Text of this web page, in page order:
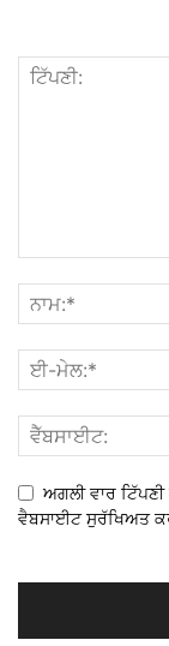
ਅਗਲੀ ਵਾਰ
ਵੈਬਸਾਈਟ ਸੁਰੱਖਿਅਤ